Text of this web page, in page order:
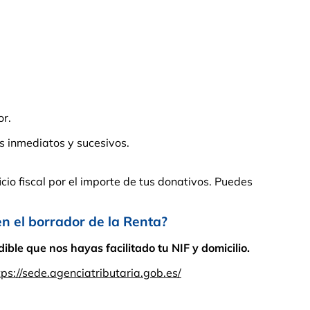
inmediatos y sucesivos.
fiscal por el importe de tus donativos. Puedes
el borrador de la Renta?
que nos hayas facilitado tu NIF y domicilio.
sede.agenciatributaria.gob.es/